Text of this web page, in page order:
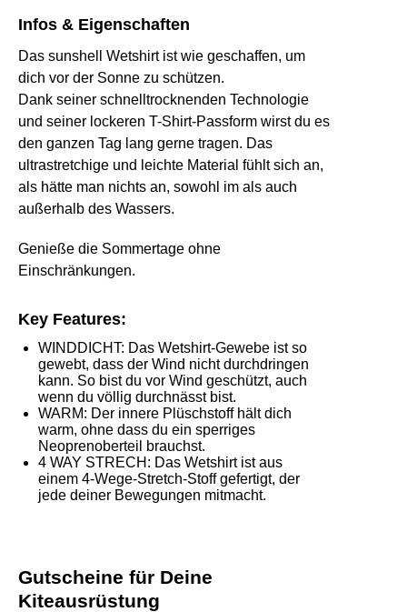
Infos & Eigenschaften
Das sunshell Wetshirt ist wie geschaffen, um
dich vor der Sonne zu schützen.
Dank seiner schnelltrocknenden Technologie
und seiner lockeren T-Shirt-Passform wirst du es
den ganzen Tag lang gerne tragen. Das
ultrastretchige und leichte Material fühlt sich an,
als hätte man nichts an, sowohl im als auch
außerhalb des Wassers.
Genieße die Sommertage ohne
Einschränkungen.
Key Features:
WINDDICHT: Das Wetshirt-Gewebe ist so
gewebt, dass der Wind nicht durchdringen
kann. So bist du vor Wind geschützt, auch
wenn du völlig durchnässt bist.
WARM: Der innere Plüschstoff hält dich
warm, ohne dass du ein sperriges
Neoprenoberteil brauchst.
4 WAY STRECH: Das Wetshirt ist aus
einem 4-Wege-Stretch-Stoff gefertigt, der
jede deiner Bewegungen mitmacht.
Gutscheine für Deine
Kiteausrüstung